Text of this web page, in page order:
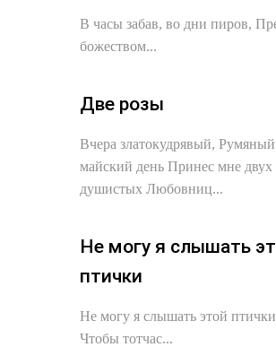
В часы забав, во дни пиров,
божеством...
Две розы
Вчера златокудрявый, Румяный
майский день Принес мне двух
душистых Любовниц...
Не могу я слышать
птички
Не могу я слышать этой
Чтобы тотчас...